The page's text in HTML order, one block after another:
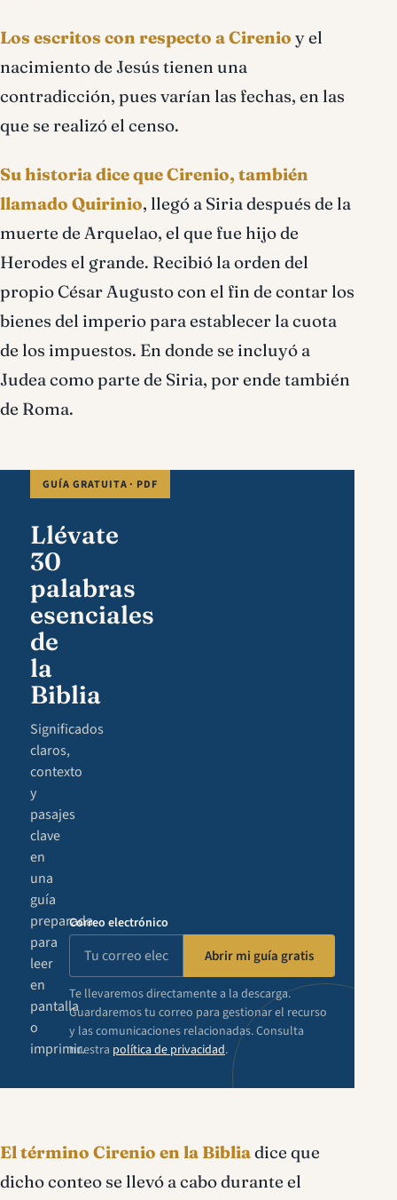
Los escritos con respecto a Cirenio y el
nacimiento de Jesús tienen una
contradicción, pues varían las fechas, en las
que se realizó el censo.
Su historia dice que Cirenio, también
llamado Quirinio, llegó a Siria después de la
muerte de Arquelao, el que fue hijo de
Herodes el grande. Recibió la orden del
propio César Augusto con el fin de contar los
bienes del imperio para establecer la cuota
de los impuestos. En donde se incluyó a
Judea como parte de Siria, por ende también
de Roma.
GUÍA GRATUITA · PDF
Llévate
30
palabras
esenciales
de
la
Biblia
Significados
claros,
contexto
y
pasajes
clave
en
una
guía
preparada
para
leer
en
pantalla
o
imprimir.
Correo electrónico
Abrir mi guía gratis
Te llevaremos directamente a la descarga.
Guardaremos tu correo para gestionar el recurso
y las comunicaciones relacionadas. Consulta
nuestra política de privacidad.
El término Cirenio en la Bibliadice que
dicho conteo se llevó a cabo durante el